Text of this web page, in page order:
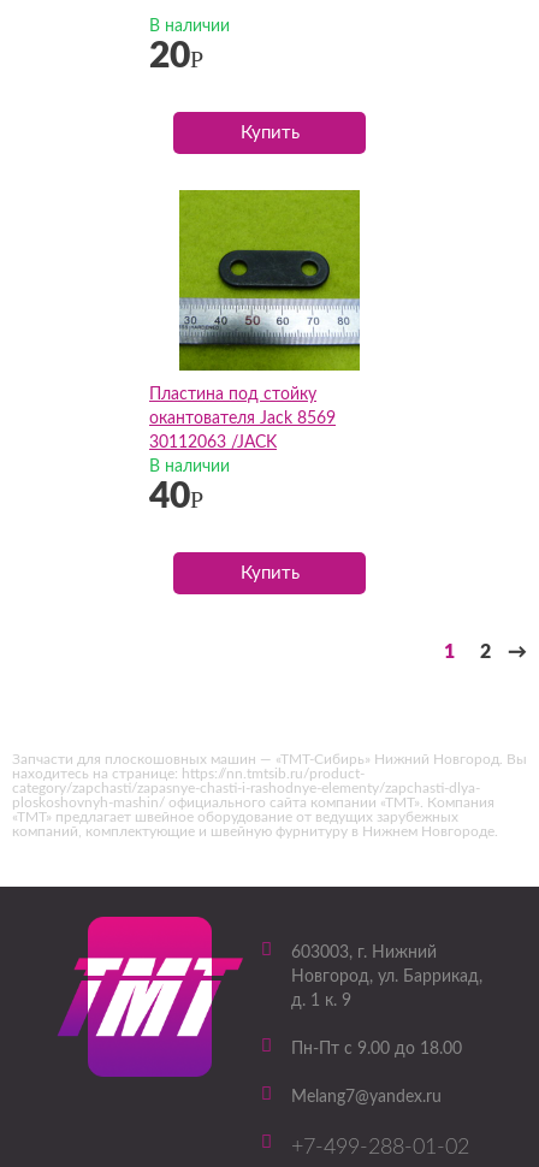
В наличии
20Р
Купить
Пластина под стойку
окантователя Jack 8569
30112063 /JACK
В наличии
40Р
Купить
1 2 →
Запчасти для плоскошовных машин — «ТМТ-Сибирь» Нижний Новгород. Вы
находитесь на странице: https://nn.tmtsib.ru/product-
category/zapchasti/zapasnye-chasti-i-rashodnye-elementy/zapchasti-dlya-
ploskoshovnyh-mashin/ официального сайта компании «ТМТ». Компания
«ТМТ» предлагает швейное оборудование от ведущих зарубежных
компаний, комплектующие и швейную фурнитуру в Нижнем Новгороде.
603003, г. Нижний
Новгород, ул. Баррикад,
д. 1 к. 9
Пн-Пт с 9.00 до 18.00
Melang7@yandex.ru
+7-499-288-01-02